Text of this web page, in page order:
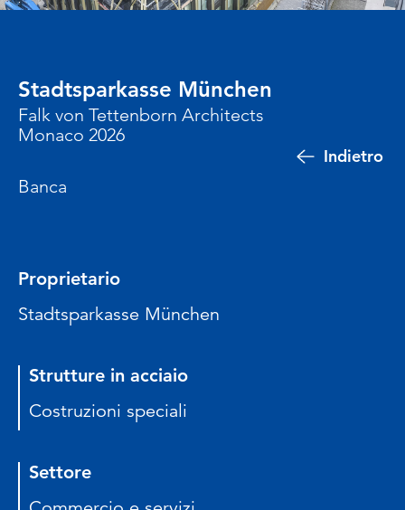
Indietro
Stadtsparkasse München
Falk von Tettenborn Architects
Monaco 2026
Banca
Proprietario
Stadtsparkasse München
Strutture in acciaio
Costruzioni speciali
Settore